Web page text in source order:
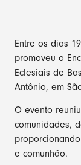
Entre os dias
promoveu o
Eclesiais de
Antônio, em
O evento
comunidades,
e comunhão.